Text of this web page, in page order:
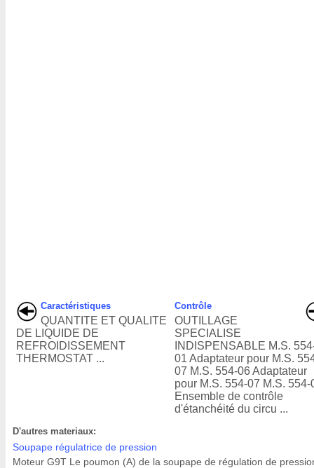
Caractéristiques
QUANTITE ET QUALITE
DE LIQUIDE DE
REFROIDISSEMENT
THERMOSTAT ...
Contrôle
OUTILLAGE
SPECIALISE
INDISPENSABLE M.S.
01 Adaptateur pour M.S.
07 M.S. 554-06 Adaptateur
pour M.S. 554-07 M.S. 554-
Ensemble de contrôle
d'étanchéité du circu ...
D'autres materiaux:
Soupape régulatrice de pression
Moteur G9T Le poumon (A) de la soupape de régulation de